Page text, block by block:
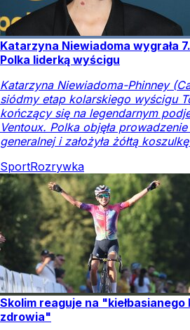
Katarzyna Niewiadoma wygrała
Polka liderką wyścigu
Katarzyna Niewiadoma-Phinney
siódmy etap kolarskiego wyścigu
kończący się na legendarnym
Ventoux. Polka objęła
generalnej i założyła żółtą
SportRozrywka
Skolim reaguje na
zdrowia"